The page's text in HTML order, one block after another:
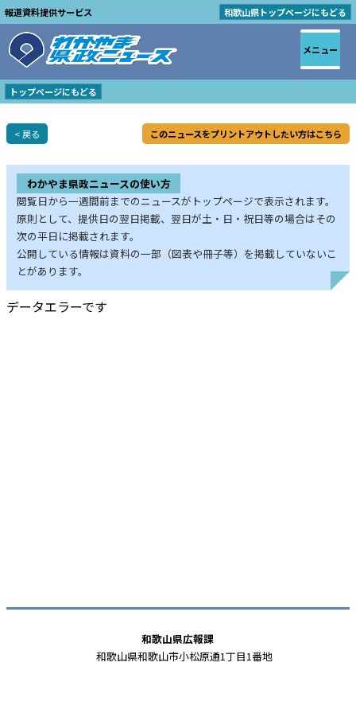
報道資料提供サービス 和歌山県トップページにもどる
トップページにもどる
< 戻る このニュースをプリントアウトしたい方はこちら
わかやま県政ニュースの使い方
閲覧日から一週間前までのニュースがトップページで表示されます。
原則として、提供日の翌日掲載、翌日が土・日・祝日等の場合はその
次の平日に掲載されます。
公開している情報は資料の一部（図表や冊子等）を掲載していないこ
とがあります。
データエラーです
メニュー
和歌山県広報課
和歌山県和歌山市小松原通1丁目1番地